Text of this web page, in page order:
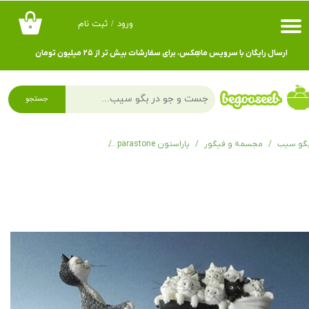
۰ ورود / ثبت نام
حساب کاربری من
تغییر گذر واژه
سفارشات
ارسال رایگان با سرویس ماهِکس، برای سفارشات بیش تر از ۲۵ میلیون تومان
جستجو
سیب مجسمه و فیگور پاراستون parastone